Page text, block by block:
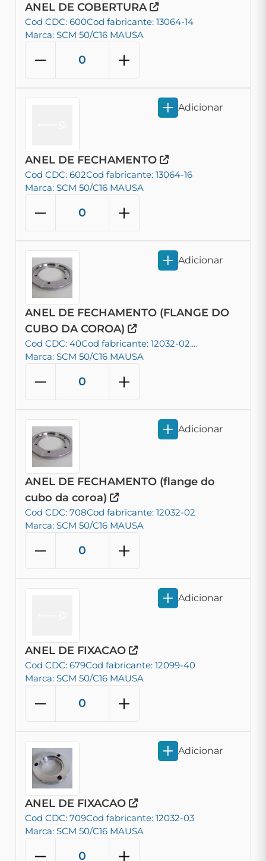
ANEL DE COBERTURA
Cod CDC: 600Cod fabricante: 13064-14
Marca: SCM 50/C16 MAUSA
ANEL DE FECHAMENTO
Cod CDC: 602Cod fabricante: 13064-16
Marca: SCM 50/C16 MAUSA
Adicionar
ANEL DE FECHAMENTO (FLANGE DO
CUBO DA COROA)
Cod CDC: 40Cod fabricante: 12032-02....
Marca: SCM 50/C16 MAUSA
Adicionar
ANEL DE FECHAMENTO (flange do
cubo da coroa)
Cod CDC: 708Cod fabricante: 12032-02
Marca: SCM 50/C16 MAUSA
Adicionar
ANEL DE FIXACAO
Cod CDC: 679Cod fabricante: 12099-40
Marca: SCM 50/C16 MAUSA
Adicionar
ANEL DE FIXACAO
Cod CDC: 709Cod fabricante: 12032-03
Marca: SCM 50/C16 MAUSA
Adicionar